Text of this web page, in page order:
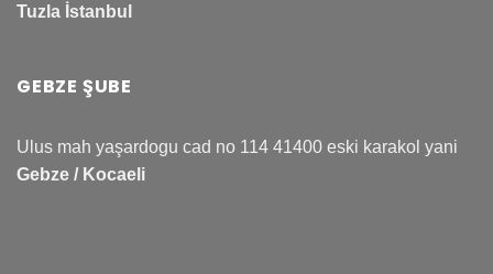
Tuzla İstanbul
GEBZE ŞUBE
Ulus mah yaşardogu cad no 114 41400 eski karakol yani
Gebze / Kocaeli